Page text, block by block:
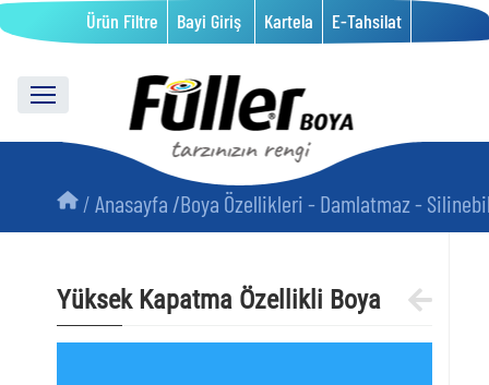
Ürün Filtre Bayi Giriş Kartela E-Tahsilat
/Anasayfa /Boya Özellikleri - Damlatmaz -
Yüksek Kapatma Özellikli Boya